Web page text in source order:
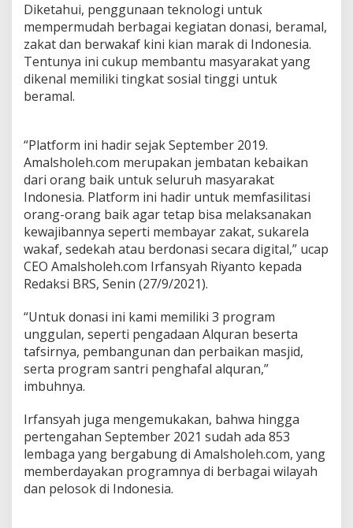
Diketahui, penggunaan teknologi untuk
mempermudah berbagai kegiatan donasi, beramal,
zakat dan berwakaf kini kian marak di Indonesia.
Tentunya ini cukup membantu masyarakat yang
dikenal memiliki tingkat sosial tinggi untuk
beramal.
“Platform ini hadir sejak September 2019.
Amalsholeh.com merupakan jembatan kebaikan
dari orang baik untuk seluruh masyarakat
Indonesia. Platform ini hadir untuk memfasilitasi
orang-orang baik agar tetap bisa melaksanakan
kewajibannya seperti membayar zakat, sukarela
wakaf, sedekah atau berdonasi secara digital,” ucap
CEO Amalsholeh.com Irfansyah Riyanto kepada
Redaksi BRS, Senin (27/9/2021).
“Untuk donasi ini kami memiliki 3 program
unggulan, seperti pengadaan Alquran beserta
tafsirnya, pembangunan dan perbaikan masjid,
serta program santri penghafal alquran,”
imbuhnya.
Irfansyah juga mengemukakan, bahwa hingga
pertengahan September 2021 sudah ada 853
lembaga yang bergabung di Amalsholeh.com, yang
memberdayakan programnya di berbagai wilayah
dan pelosok di Indonesia.